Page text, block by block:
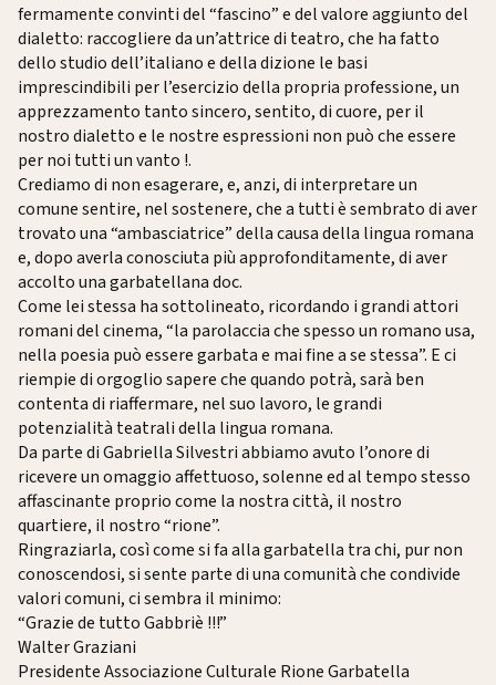
fermamente convinti del “fascino” e del valore aggiunto del
dialetto: raccogliere da un’attrice di teatro, che ha fatto
dello studio dell’italiano e della dizione le basi
imprescindibili per l’esercizio della propria professione, un
apprezzamento tanto sincero, sentito, di cuore, per il
nostro dialetto e le nostre espressioni non può che essere
per noi tutti un vanto !.
Crediamo di non esagerare, e, anzi, di interpretare un
comune sentire, nel sostenere, che a tutti è sembrato di aver
trovato una “ambasciatrice” della causa della lingua romana
e, dopo averla conosciuta più approfonditamente, di aver
accolto una garbatellana doc.
Come lei stessa ha sottolineato, ricordando i grandi attori
romani del cinema, “la parolaccia che spesso un romano usa,
nella poesia può essere garbata e mai fine a se stessa”. E ci
riempie di orgoglio sapere che quando potrà, sarà ben
contenta di riaffermare, nel suo lavoro, le grandi
potenzialità teatrali della lingua romana.
Da parte di Gabriella Silvestri abbiamo avuto l’onore di
ricevere un omaggio affettuoso, solenne ed al tempo stesso
affascinante proprio come la nostra città, il nostro
quartiere, il nostro “rione”.
Ringraziarla, così come si fa alla garbatella tra chi, pur non
conoscendosi, si sente parte di una comunità che condivide
valori comuni, ci sembra il minimo:
“Grazie de tutto Gabbriè !!!”
Walter Graziani
Presidente Associazione Culturale Rione Garbatella